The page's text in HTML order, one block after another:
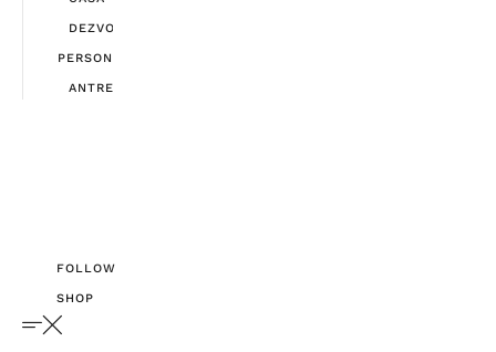
DEZVOLTARE
PERSONALĂ
ANTREPRENORIAT
FOLLOW
SHOP